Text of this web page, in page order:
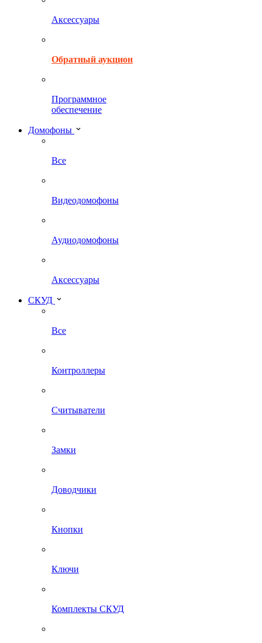
Аксессуары
Обратный аукцион
Программное
обеспечение
Домофоны
Все
Видеодомофоны
Аудиодомофоны
Аксессуары
СКУД
Все
Контроллеры
Считыватели
Замки
Доводчики
Кнопки
Ключи
Комплекты СКУД